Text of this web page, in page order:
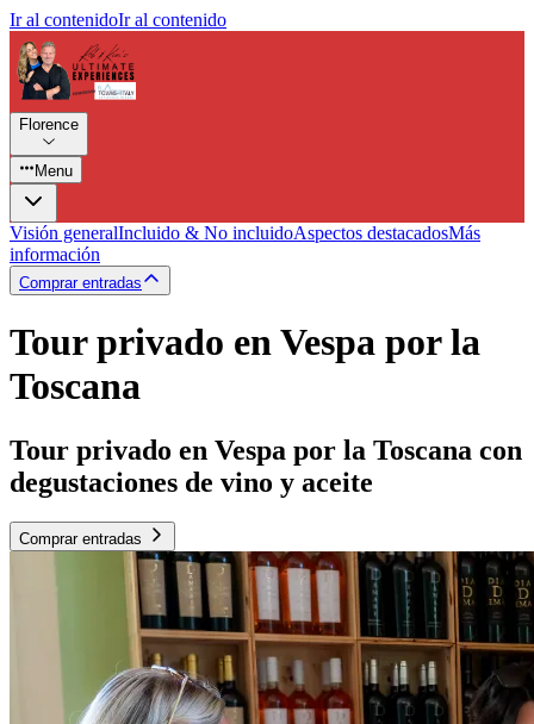
Ir al contenidoIr al contenido
Florence
Menu
Visión generalIncluido & No incluidoAspectos destacadosMás
información
Comprar entradas
Tour privado en Vespa por la
Toscana
Tour privado en Vespa por la Toscana con
degustaciones de vino y aceite
Comprar entradas